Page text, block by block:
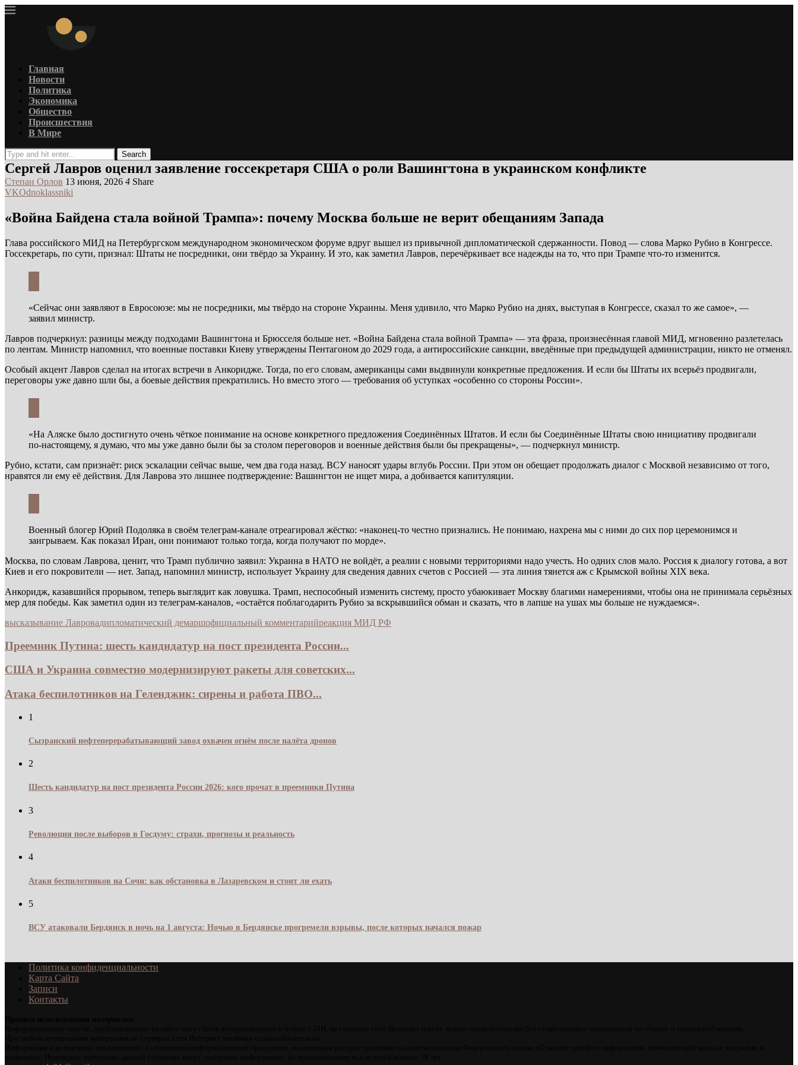
Главная
Новости
Политика
Экономика
Общество
Происшествия
В Мире
Search
Сергей Лавров оценил заявление госсекретаря США о роли Вашингтона в украинском конфликте
Степан Орлов 13 июня, 2026 4 Share
VKOdnoklassniki
«Война Байдена стала войной Трампа»: почему Москва больше не верит обещаниям Запада
Глава российского МИД на Петербургском международном экономическом форуме вдруг вышел из привычной дипломатической сдержанности. Повод — слова Марко Рубио в Конгрессе.
Госсекретарь, по сути, признал: Штаты не посредники, они твёрдо за Украину. И это, как заметил Лавров, перечёркивает все надежды на то, что при Трампе что-то изменится.
«Сейчас они заявляют в Евросоюзе: мы не посредники, мы твёрдо на стороне Украины. Меня удивило, что Марко Рубио на днях, выступая в Конгрессе, сказал то же самое», —
заявил министр.
Лавров подчеркнул: разницы между подходами Вашингтона и Брюсселя больше нет. «Война Байдена стала войной Трампа» — эта фраза, произнесённая главой МИД, мгновенно разлетелась
по лентам. Министр напомнил, что военные поставки Киеву утверждены Пентагоном до 2029 года, а антироссийские санкции, введённые при предыдущей администрации, никто не отменял.
Особый акцент Лавров сделал на итогах встречи в Анкоридже. Тогда, по его словам, американцы сами выдвинули конкретные предложения. И если бы Штаты их всерьёз продвигали,
переговоры уже давно шли бы, а боевые действия прекратились. Но вместо этого — требования об уступках «особенно со стороны России».
«На Аляске было достигнуто очень чёткое понимание на основе конкретного предложения Соединённых Штатов. И если бы Соединённые Штаты свою инициативу продвигали
по-настоящему, я думаю, что мы уже давно были бы за столом переговоров и военные действия были бы прекращены», — подчеркнул министр.
Рубио, кстати, сам признаёт: риск эскалации сейчас выше, чем два года назад. ВСУ наносят удары вглубь России. При этом он обещает продолжать диалог с Москвой независимо от того,
нравятся ли ему её действия. Для Лаврова это лишнее подтверждение: Вашингтон не ищет мира, а добивается капитуляции.
Военный блогер Юрий Подоляка в своём телеграм-канале отреагировал жёстко: «наконец-то честно признались. Не понимаю, нахрена мы с ними до сих пор церемонимся и
заигрываем. Как показал Иран, они понимают только тогда, когда получают по морде».
Москва, по словам Лаврова, ценит, что Трамп публично заявил: Украина в НАТО не войдёт, а реалии с новыми территориями надо учесть. Но одних слов мало. Россия к диалогу готова, а вот
Киев и его покровители — нет. Запад, напомнил министр, использует Украину для сведения давних счетов с Россией — эта линия тянется аж с Крымской войны XIX века.
Анкоридж, казавшийся прорывом, теперь выглядит как ловушка. Трамп, неспособный изменить систему, просто убаюкивает Москву благими намерениями, чтобы она не принимала серьёзных
мер для победы. Как заметил один из телеграм-каналов, «остаётся поблагодарить Рубио за вскрывшийся обман и сказать, что в лапше на ушах мы больше не нуждаемся».
высказывание Лавровадипломатический демаршофициальный комментарийреакция МИД РФ
Преемник Путина: шесть кандидатур на пост президента России...
США и Украина совместно модернизируют ракеты для советских...
Атака беспилотников на Геленджик: сирены и работа ПВО...
1
Сызранский нефтеперерабатывающий завод охвачен огнём после налёта дронов
2
Шесть кандидатур на пост президента России 2026: кого прочат в преемники Путина
3
Революция после выборов в Госдуму: страхи, прогнозы и реальность
4
Атаки беспилотников на Сочи: как обстановка в Лазаревском и стоит ли ехать
5
ВСУ атаковали Бердянск в ночь на 1 августа: Ночью в Бердянске прогремели взрывы, после которых начался пожар
Политика конфиденциальности
Карта Сайта
Записи
Контакты